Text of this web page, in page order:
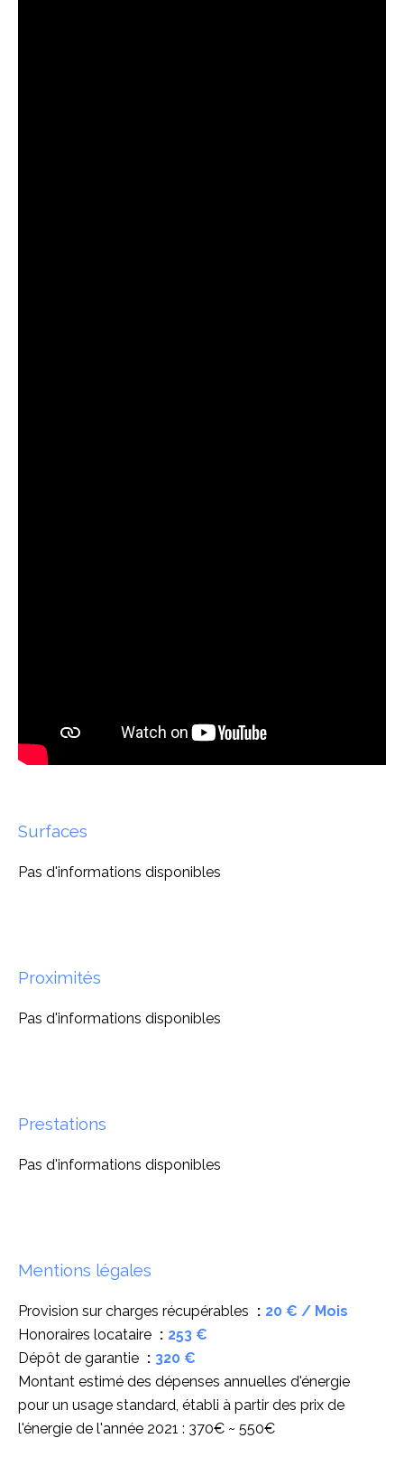
Surfaces
Pas d'informations disponibles
Proximités
Pas d'informations disponibles
Prestations
Pas d'informations disponibles
Mentions légales
Provision sur charges récupérables
20 € / Mois
Honoraires locataire
253 €
Dépôt de garantie
320 €
Montant estimé des dépenses annuelles d'énergie
pour un usage standard, établi à partir des prix de
l'énergie de l'année 2021 : 370€ ~ 550€